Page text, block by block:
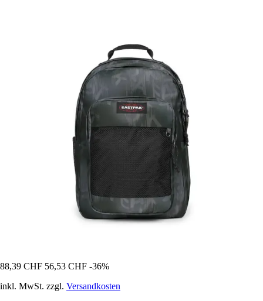
88,39 CHF 56,53 CHF -36%
inkl. MwSt. zzgl. Versandkosten